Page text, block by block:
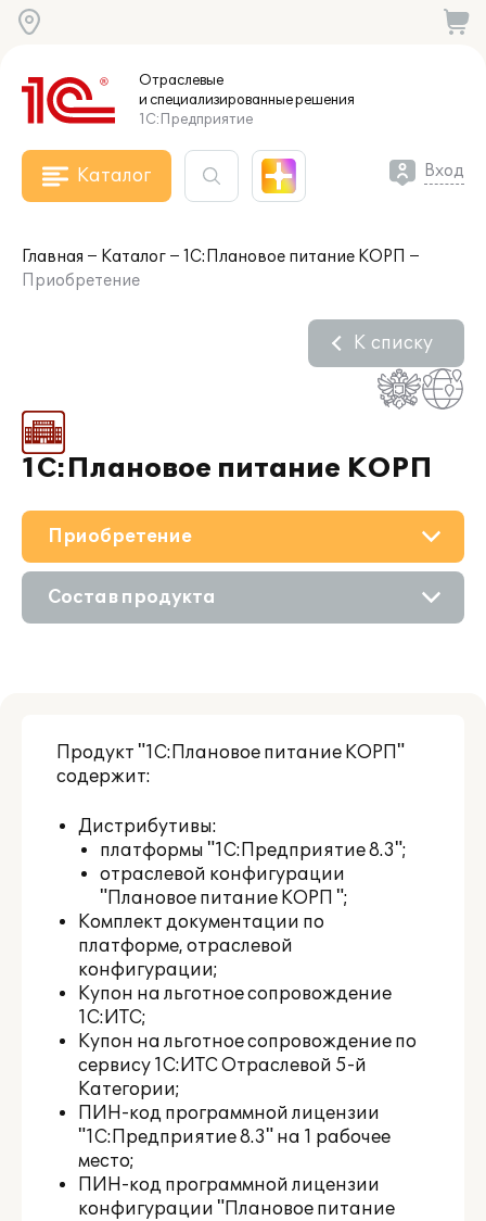
Отраслевые
и специализированныерешения
1С:Предприятие
Каталог Вход
Главная Каталог
1С:Плановое питание КОРП
Приобретение
1С:Плановое питание КОРП
К списку
О решении
Приобретение
Партнерам
Состав продукта
Продукт "1С:Плановое питание КОРП"
содержит:
Дистрибутивы:
платформы "1С:Предприятие 8.3";
отраслевой конфигурации
"Плановое питание КОРП ";
Комплект документации по
платформе, отраслевой
конфигурации;
Купон на льготное сопровождение
1С:ИТС;
Купон на льготное сопровождение по
сервису 1С:ИТС Отраслевой 5-й
Категории;
ПИН-код программной лицензии
"1С:Предприятие 8.3" на 1 рабочее
место;
ПИН-код программной лицензии
конфигурации "Плановое питание